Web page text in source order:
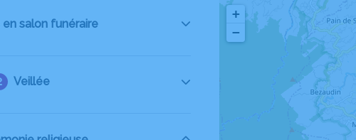
en salon funéraire
Veillée
+
−